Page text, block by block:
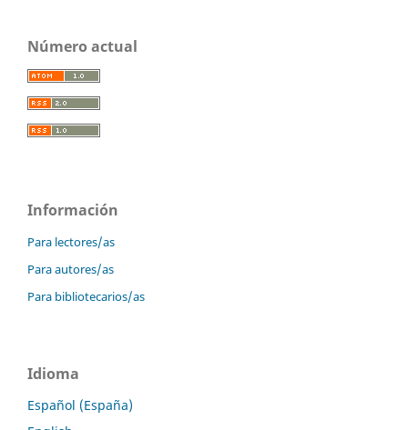
Número actual
Información
Para lectores/as
Para autores/as
Para bibliotecarios/as
Idioma
Español (España)